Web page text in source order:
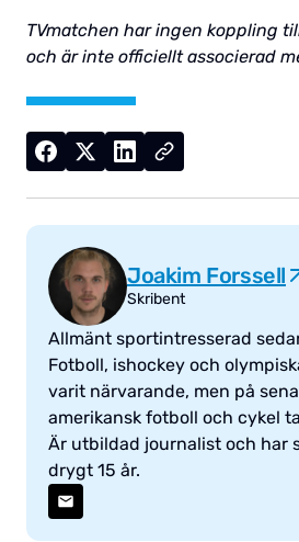
TVmatchen har ingen koppling
och är inte officiellt associerad
Joakim Forssell
Skribent
Allmänt sportintresserad
Fotboll, ishockey och
varit närvarande, men på
amerikansk fotboll och cykel
Är utbildad journalist och har
drygt 15 år.